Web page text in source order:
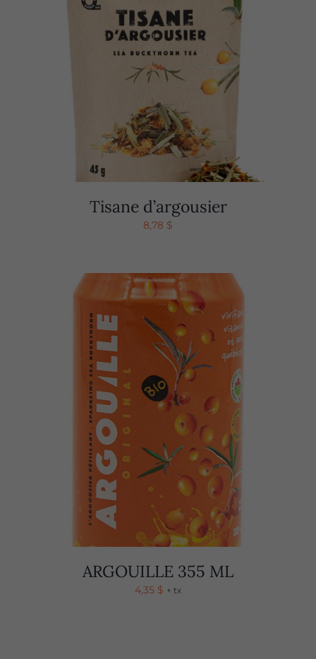
Tisane d’argousier
8,78 $
ARGOUILLE 355 ML
4,35 $ + tx